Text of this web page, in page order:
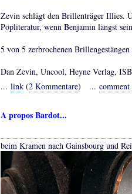
Zevin schlägt den Brillenträger Illies.
Popliteratur, wenn Benjamin längst
5 von 5 zerbrochenen
Dan Zevin, Uncool, Heyne Verlag,
... link (2 Kommentare) ... comment
A propos Bardot...
beim Kramen nach Gainsbourg und